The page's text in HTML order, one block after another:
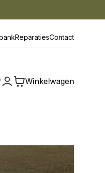
ReparatiesContact
Winkelwagen